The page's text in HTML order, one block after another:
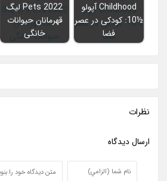
Childhood آپولو
½10: کودکی در عصر
فضا
Pets 2022 لیگ
قهرمانان حیوانات
خانگی
نظرات
ارسال ديدگاه